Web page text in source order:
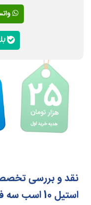
واتساپ
نقد و بررسی
استیل 10 اسب سه فاز امرا EMS100D